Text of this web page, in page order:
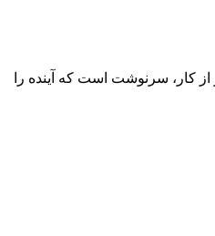
کار، سرنوشت است که آینده را